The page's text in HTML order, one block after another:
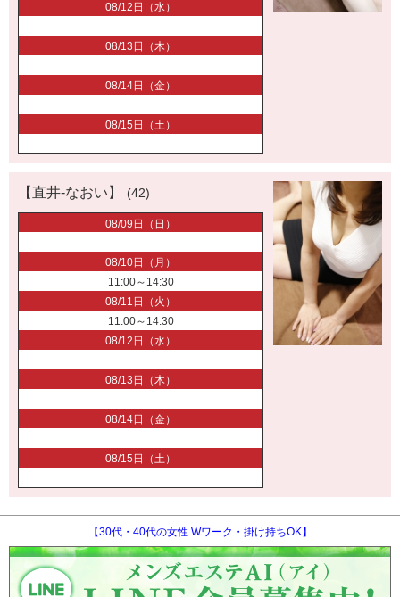
08/12日（水）
08/13日（木）
08/14日（金）
08/15日（土）
【直井-なおい】 (42)
08/09日（日）
08/10日（月）
11:00～14:30
08/11日（火）
11:00～14:30
08/12日（水）
08/13日（木）
08/14日（金）
08/15日（土）
【30代・40代の女性 Wワーク・掛け持ちOK】